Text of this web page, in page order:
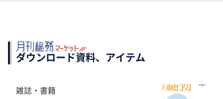
ダウンロード資料、アイテム
雑誌・書籍